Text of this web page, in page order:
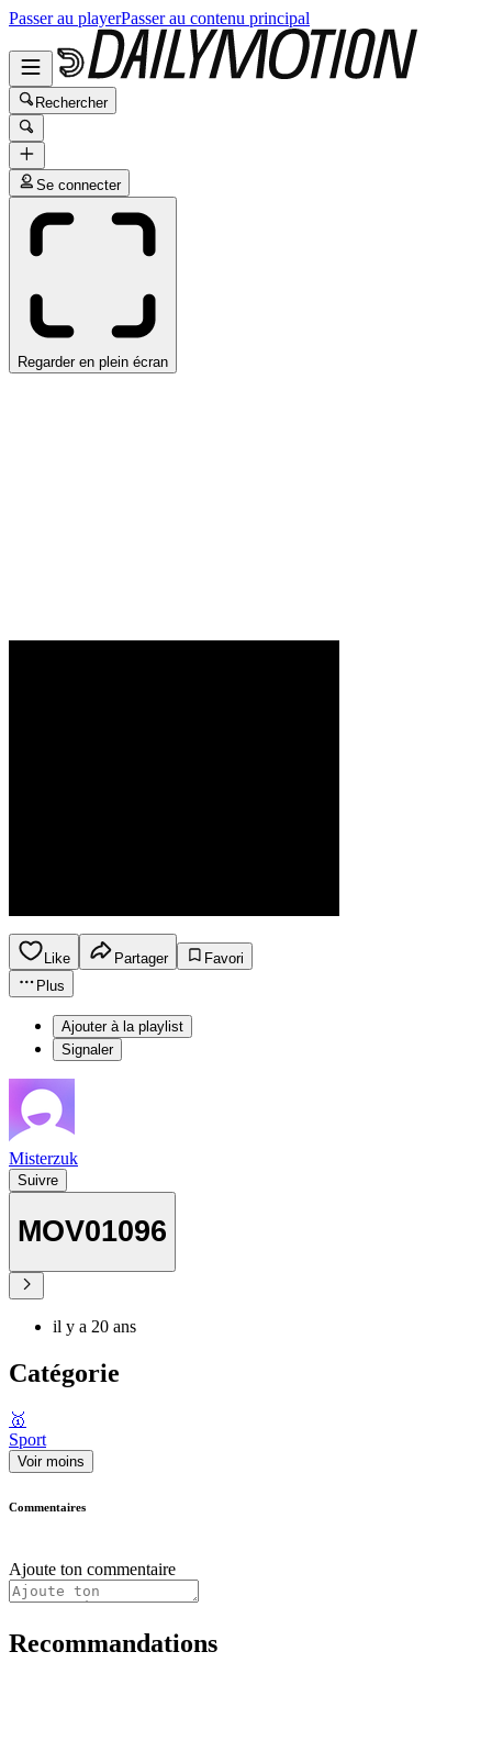
Passer au playerPasser au contenu principal
Rechercher
Se connecter
Regarder en plein écran
Like Partager
Favori
Plus
Ajouter à la playlist
Signaler
Misterzuk
Suivre
MOV01096
il y a 20 ans
Catégorie
🥇
Sport
Voir moins
Commentaires
Ajoute ton commentaire
Recommandations